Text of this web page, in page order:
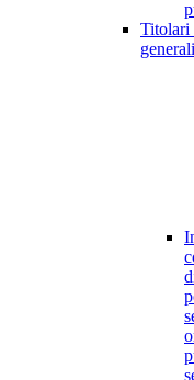
Titolari